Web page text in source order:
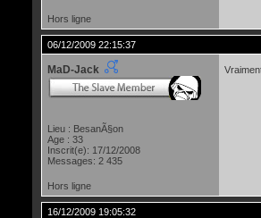
Hors ligne
06/12/2009 22:15:37
MaD-Jack
Lieu : BesanÃ§on
Age : 33
Inscrit(e): 17/12/2008
Messages: 2 435
Hors ligne
16/12/2009 19:05:32